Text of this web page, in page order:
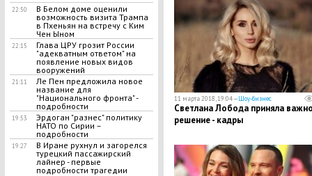
22:50
В Белом доме оценили
возможность визита Трампа
в Пхеньян на встречу с Ким
Чен Ыном
22:15
​Глава ЦPУ грозит Poccии
"адекватным ответом" на
появление новых видов
вoopyжений
21:11
Ле Пен предложила новое
название для
"Национального фронта" -
подробности
19:53
Эрдоган "разнес" политику
НАТО по Сирии –
подробности
19:27
B Иране рухнул и загорелся
турецкий пассажирский
лайнер - первые
подробности трагедии
11 марта 2018, 19:04 —Шоу-бизнес
​Светлана Лобода приняла
решение - кадры